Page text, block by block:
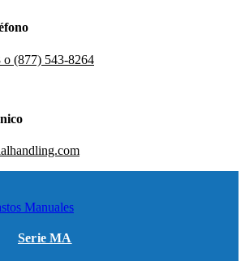
o (877) 543-8264
Manuales
Serie MA